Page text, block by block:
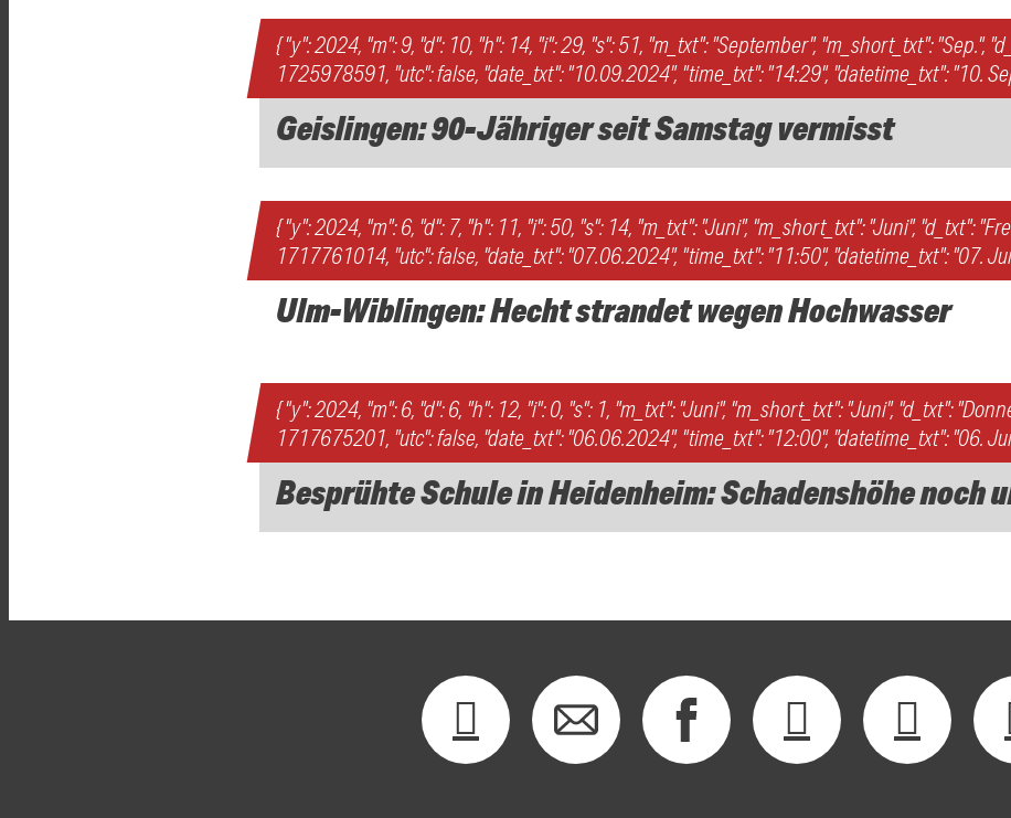
{ "y": 2024, "m": 9, "d": 10, "h": 14, "i": 29, "s": 51, "m_txt": "September", "m_short_txt": "Sep.",
1725978591, "utc": false, "date_txt": "10.09.2024", "time_txt": "14:29", "datetime_txt": "10.
Geislingen: 90-Jähriger seit Samstag vermisst
{ "y": 2024, "m": 6, "d": 7, "h": 11, "i": 50, "s": 14, "m_txt": "Juni", "m_short_txt": "Juni", "d_txt":
1717761014, "utc": false, "date_txt": "07.06.2024", "time_txt": "11:50", "datetime_txt": "07.
Ulm-Wiblingen: Hecht strandet wegen Hochwasser
{ "y": 2024, "m": 6, "d": 6, "h": 12, "i": 0, "s": 1, "m_txt": "Juni", "m_short_txt": "Juni", "d_txt":
1717675201, "utc": false, "date_txt": "06.06.2024", "time_txt": "12:00", "datetime_txt": "06.
Besprühte Schule in Heidenheim: Schadenshöhe noch